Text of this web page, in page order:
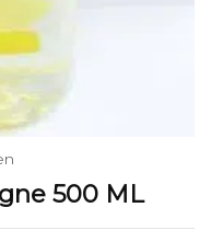
500 ML